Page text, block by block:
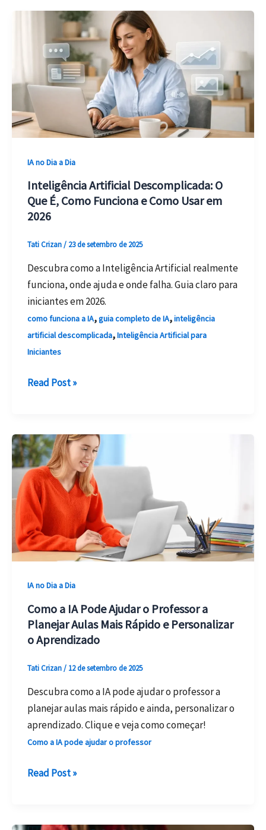
IA
Tradicional:
Diferença
Real
Como
Escolher
Certo
IA no Dia a Dia
Inteligência Artificial Descomplicada: O
Que É, Como Funciona e Como Usar em
2026
Tati Crizan/ 23 de setembro de 2025
Descubra como a Inteligência Artificial realmente
funciona, onde ajuda e onde falha. Guia claro para
iniciantes em 2026.
como funciona a IA,guia completo de IA,inteligência
artificial descomplicada,Inteligência Artificial para
Iniciantes
Inteligência
O
Que
É,
Como
Funciona
Como
Usar
em
2026
Read Post »
IA no Dia a Dia
Como a IA Pode Ajudar o Professor a
Planejar Aulas Mais Rápido e Personalizar
o Aprendizado
Tati Crizan/ 12 de setembro de 2025
Descubra como a IA pode ajudar o professor a
planejar aulas mais rápido e ainda, personalizar o
aprendizado. Clique e veja como começar!
Como a IA pode ajudar o professor
Como
Pode
Read Post »